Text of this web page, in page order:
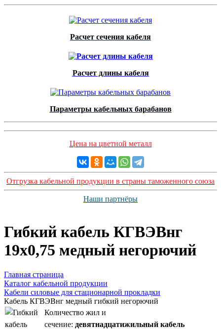
Расчет сечения кабеля
Расчет длины кабеля
Параметры кабельных барабанов
Цена на цветной металл
Отгрузка кабельной продукции в страны таможенного союза
Наши партнёры
Гибкий кабель КГВЭВнг
19х0,75 медный негорючий
Главная страница
Каталог кабельной продукции
Кабели силовые для стационарной прокладки
Кабель КГВЭВнг медный гибкий негорючий
Количество жил и
сечение: девятнадцатижильный кабель